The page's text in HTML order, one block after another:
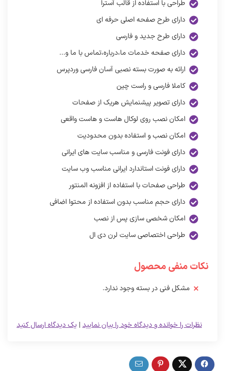
طراحی با استفاده از قالب آسترا
دارای طرح صفحه اصلی حرفه ای
دارای طرح جدید و فارسی
دارای صفحه خدمات ما،درباره،تماس با ما و...
ارائه به صورت بسته نصبی آسان فارسی وردپرس
کاملا فارسی و راست چین
دارای تصویر پیشنمایش هریک از صفحات
امکان نصب روی لوکال هاست و هاست واقعی
امکان نصب و استفاده بدون محدودیت
دارای فونت فارسی و مناسب سایت های ایرانی
دارای فونت استاندارد ایرانی مناسب وب سایت
طراحی صفحات با استفاده از افزونه المنتور
دارای حجم مناسب بدون استفاده از محتوا اضافی
امکان شخصی سازی پس از نصب
طراحی اختصاصی سایت لرن دی ال
نکات منفی محصول
مشکل فنی در بسته وجود ندارد.
یک دیدگاه ارسال کنید |نظرات را خوانده و دیدگاه خود را بیان نمایید